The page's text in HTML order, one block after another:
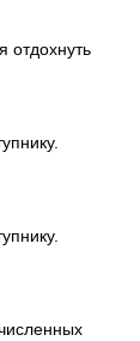
отдохнуть